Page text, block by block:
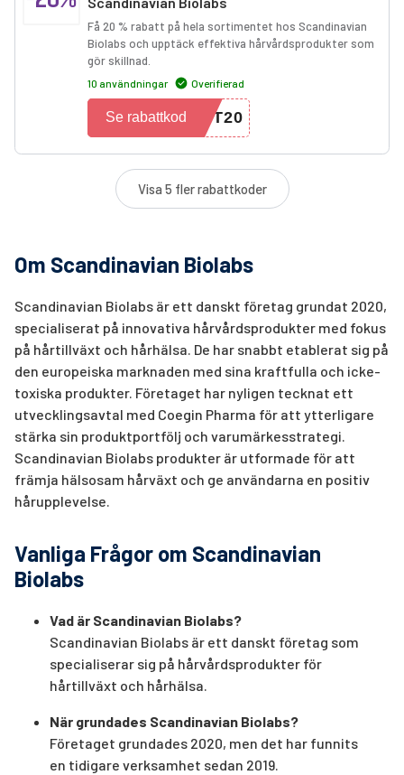
Få 20 % rabatt på hela sortimentet hos Scandinavian
Biolabs och upptäck effektiva hårvårdsprodukter som
gör skillnad.
10 användningar Overifierad
YT20
Se rabattkod
Visa 5 fler rabattkoder
Om Scandinavian Biolabs
Scandinavian Biolabs är ett danskt företag grundat 2020,
specialiserat på innovativa hårvårdsprodukter med fokus
på hårtillväxt och hårhälsa. De har snabbt etablerat sig på
den europeiska marknaden med sina kraftfulla och icke-
toxiska produkter. Företaget har nyligen tecknat ett
utvecklingsavtal med Coegin Pharma för att ytterligare
stärka sin produktportfölj och varumärkesstrategi.
Scandinavian Biolabs produkter är utformade för att
främja hälsosam hårväxt och ge användarna en positiv
hårupplevelse.
Vanliga Frågor om Scandinavian
Biolabs
Vad är Scandinavian Biolabs?
Scandinavian Biolabs är ett danskt företag som
specialiserar sig på hårvårdsprodukter för
hårtillväxt och hårhälsa.
När grundades Scandinavian Biolabs?
Företaget grundades 2020, men det har funnits
en tidigare verksamhet sedan 2019.